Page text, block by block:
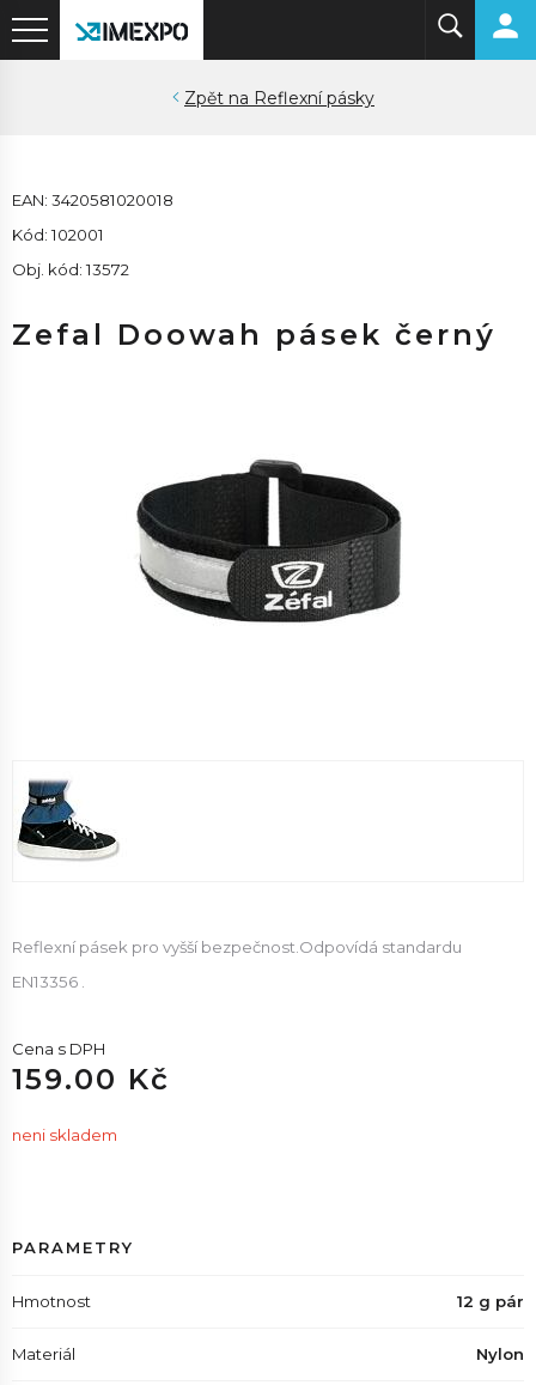
Reflexní pásky
EAN: 3420581020018
Kód: 102001
Obj. kód: 13572
Zefal Doowah pásek černý
Reflexní pásek pro vyšší bezpečnost.Odpovídá standardu
EN13356 .
Cena s DPH
159.00 Kč
neni skladem
PARAMETRY
Hmotnost 12 g pár
Materiál Nylon